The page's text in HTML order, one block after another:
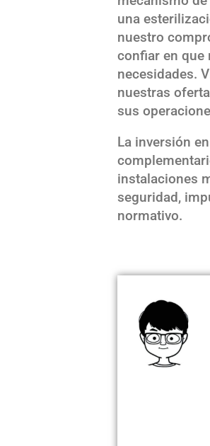
una
nuestro
confiar en que
necesidades.
nuestras
sus
La inversión
instalaciones
seguridad,
normativo.